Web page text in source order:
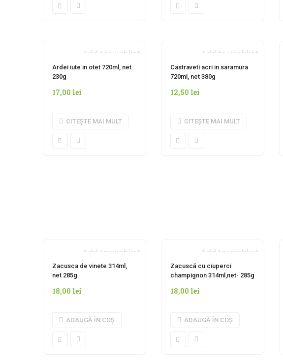
Add to wishlist
Ardei iute in otet 720ml, net
230g
17,00 lei
CITEȘTE MAI MULT
Add to wishlist
Castraveti acri in saramura
720ml, net 380g
12,50 lei
CITEȘTE MAI MULT
Add to wishlist
Zacusca de vinete 314ml,
net 285g
18,00 lei
ADAUGĂ ÎN COȘ
Add to wishlist
Zacuscă cu ciuperci
champignon 314ml,net- 285g
18,00 lei
ADAUGĂ ÎN COȘ